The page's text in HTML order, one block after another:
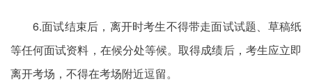
6.面试结束后，离开时考生不得带走面试试题、草稿纸
等任何面试资料，在候分处等候。取得成绩后，考生应立即
离开考场，不得在考场附近逗留。